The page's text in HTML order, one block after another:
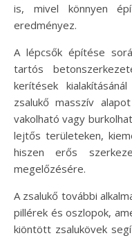
is, mivel könnyen
eredményez.
A lépcsők építése
tartós
kerítések
zsalukő masszív
vakolható vagy
lejtős területeken,
hiszen erős
megelőzésére.
A zsalukő további
pillérek és oszlopok,
kiöntött zsalukövek